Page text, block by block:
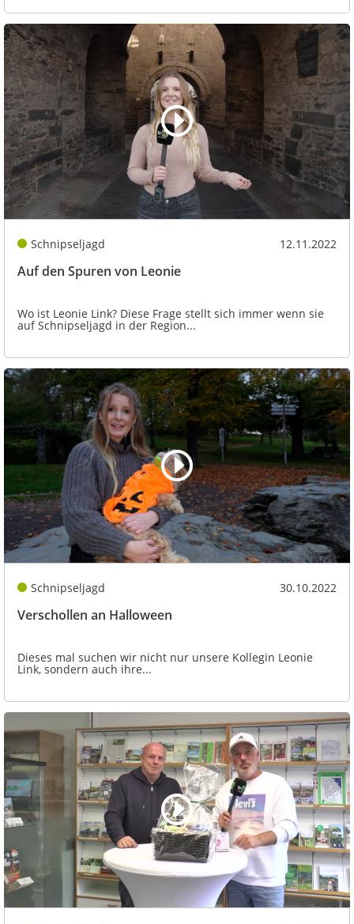
Schnipseljagd 12.11.2022
Auf den Spuren von Leonie
Wo ist Leonie Link? Diese Frage stellt sich immer wenn sie
auf Schnipseljagd in der Region...
Schnipseljagd 30.10.2022
Verschollen an Halloween
Dieses mal suchen wir nicht nur unsere Kollegin Leonie
Link, sondern auch ihre...